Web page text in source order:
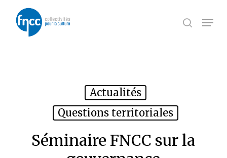
main
content
search
Menu
Actualités
Questions territoriales
Séminaire FNCC sur la
Panneau de gestion des cookies